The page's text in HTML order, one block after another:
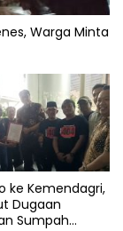
Warga Minta
ke Kemendagri,
Dugaan
Sumpah